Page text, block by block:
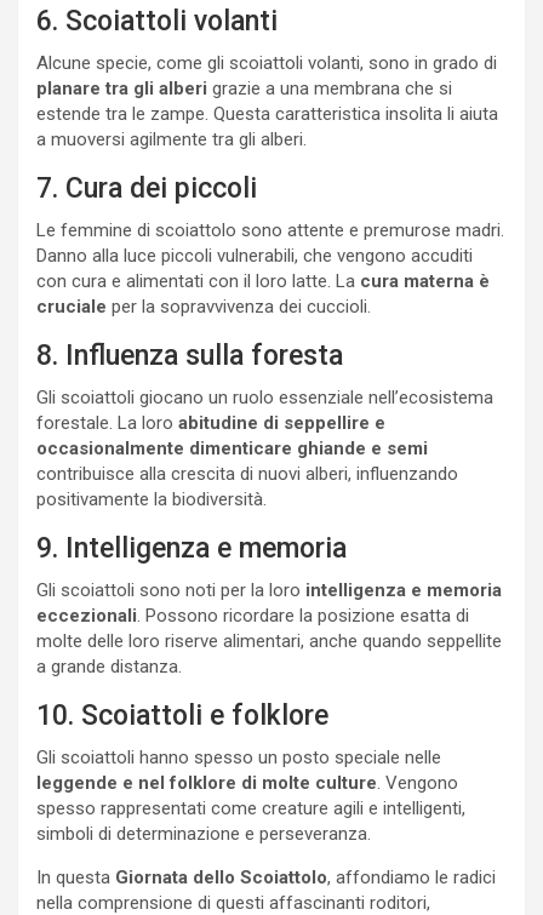
6. Scoiattoli volanti
Alcune specie, come gli scoiattoli volanti, sono in grado di
planare tra gli alberi grazie a una membrana che si
estende tra le zampe. Questa caratteristica insolita li aiuta
a muoversi agilmente tra gli alberi.
7. Cura dei piccoli
Le femmine di scoiattolo sono attente e premurose madri.
Danno alla luce piccoli vulnerabili, che vengono accuditi
con cura e alimentati con il loro latte. La cura materna è
cruciale per la sopravvivenza dei cuccioli.
8. Influenza sulla foresta
Gli scoiattoli giocano un ruolo essenziale nell’ecosistema
forestale. La loro abitudine di seppellire e
occasionalmente dimenticare ghiande e semi
contribuisce alla crescita di nuovi alberi, influenzando
positivamente la biodiversità.
9. Intelligenza e memoria
Gli scoiattoli sono noti per la loro intelligenza e memoria
eccezionali. Possono ricordare la posizione esatta di
molte delle loro riserve alimentari, anche quando seppellite
a grande distanza.
10. Scoiattoli e folklore
Gli scoiattoli hanno spesso un posto speciale nelle
leggende e nel folklore di molte culture. Vengono
spesso rappresentati come creature agili e intelligenti,
simboli di determinazione e perseveranza.
In questa Giornata dello Scoiattolo, affondiamo le radici
nella comprensione di questi affascinanti roditori,